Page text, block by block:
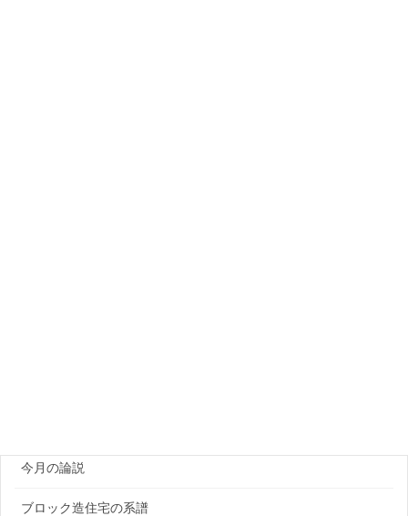
今月の論説
ブロック造住宅の系譜